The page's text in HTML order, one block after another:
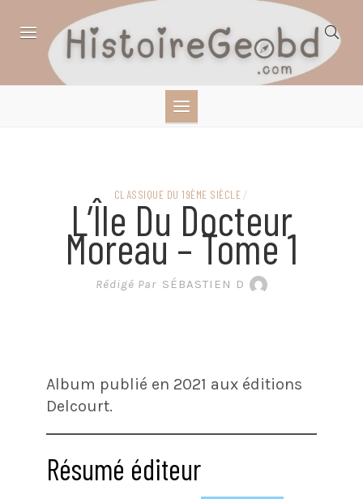
SCIENCES,
LITTÉRATURE EN
BANDE DESSINÉE
CLASSIQUE DU 19ÈME SIÈCLE /
L’Île Du Docteur
Moreau – Tome 1
Rédigé Par SÉBASTIEN D
Album publié en 2021 aux éditions
Delcourt.
Résumé éditeur